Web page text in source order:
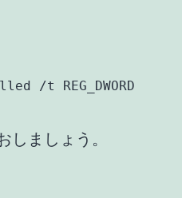
/t REG_DWORD
しましょう。